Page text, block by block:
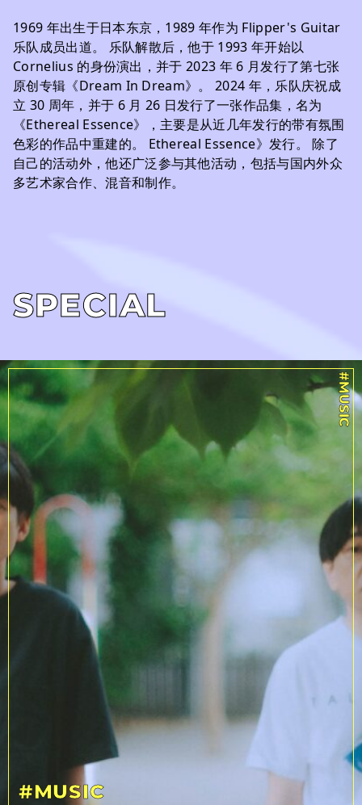
1969 年出生于日本东京，1989 年作为 Flipper's Guitar
乐队成员出道。 乐队解散后，他于 1993 年开始以
Cornelius 的身份演出，并于 2023 年 6 月发行了第七张
原创专辑《Dream In Dream》。 2024 年，乐队庆祝成
立 30 周年，并于 6 月 26 日发行了一张作品集，名为
《Ethereal Essence》，主要是从近几年发行的带有氛围
色彩的作品中重建的。 Ethereal Essence》发行。 除了
自己的活动外，他还广泛参与其他活动，包括与国内外众
多艺术家合作、混音和制作。
SPECIAL
#MUSIC
#MUSIC